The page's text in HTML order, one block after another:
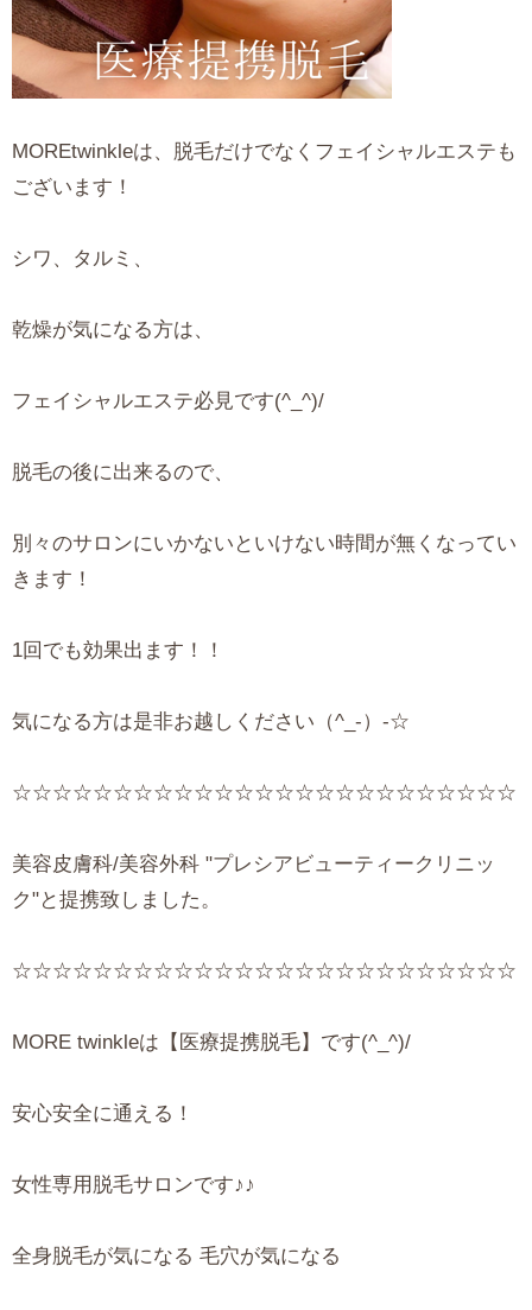
MOREtwinkleは、脱毛だけでなくフェイシャルエステも
ございます！
シワ、タルミ、
乾燥が気になる方は、
フェイシャルエステ必見です(^_^)/
脱毛の後に出来るので、
別々のサロンにいかないといけない時間が無くなってい
きます！
1回でも効果出ます！！
気になる方は是非お越しください（^_-）-☆
☆☆☆☆☆☆☆☆☆☆☆☆☆☆☆☆☆☆☆☆☆☆☆☆☆
美容皮膚科/美容外科 "プレシアビューティークリニッ
ク"と提携致しました。
☆☆☆☆☆☆☆☆☆☆☆☆☆☆☆☆☆☆☆☆☆☆☆☆☆
MORE twinkleは【医療提携脱毛】です(^_^)/
安心安全に通える！
女性専用脱毛サロンです♪♪
全身脱毛が気になる 毛穴が気になる